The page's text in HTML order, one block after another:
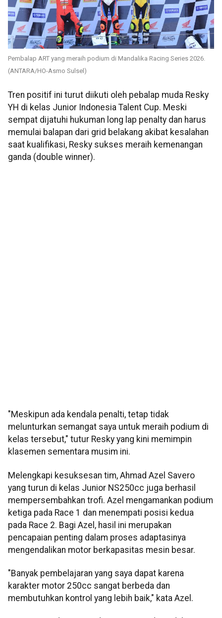
Pembalap ART yang meraih podium di Mandalika Racing Series 2026.
(ANTARA/HO-Asmo Sulsel)
Tren positif ini turut diikuti oleh pebalap muda Resky
YH di kelas Junior Indonesia Talent Cup. Meski
sempat dijatuhi hukuman long lap penalty dan harus
memulai balapan dari grid belakang akibat kesalahan
saat kualifikasi, Resky sukses meraih kemenangan
ganda (double winner).
"Meskipun ada kendala penalti, tetap tidak
melunturkan semangat saya untuk meraih podium di
kelas tersebut," tutur Resky yang kini memimpin
klasemen sementara musim ini.
Melengkapi kesuksesan tim, Ahmad Azel Savero
yang turun di kelas Junior NS250cc juga berhasil
mempersembahkan trofi. Azel mengamankan podium
ketiga pada Race 1 dan menempati posisi kedua
pada Race 2. Bagi Azel, hasil ini merupakan
pencapaian penting dalam proses adaptasinya
mengendalikan motor berkapasitas mesin besar.
"Banyak pembelajaran yang saya dapat karena
karakter motor 250cc sangat berbeda dan
membutuhkan kontrol yang lebih baik," kata Azel.